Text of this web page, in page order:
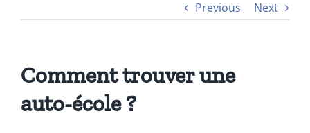
Previous Next
Comment trouver une
auto-école ?